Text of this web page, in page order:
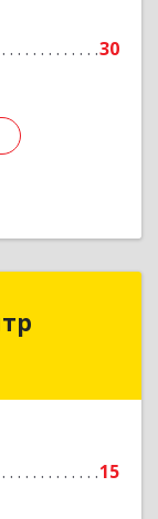
30
Подробнее
15
Центр
р-н, Чехов